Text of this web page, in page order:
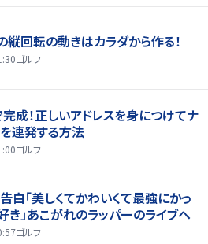
縦回転の動きはカラダから作る！
ゴルフ
完成！正しいアドレスを身につけてナ
を連発する方法
ゴルフ
白「美しくてかわいくて最強にかっ
」あこがれのラッパーのライブへ
ゴルフ